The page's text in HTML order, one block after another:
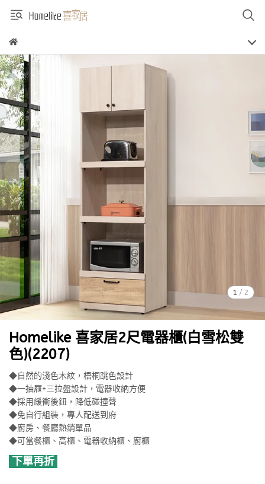
1 / 2
Homelike 喜家居2尺電器櫃(白雪松雙
色)(2207)
◆自然的淺色木紋，梧桐跳色設計
◆一抽屜+三拉盤設計，電器收納方便
◆採用緩衝後鈕，降低碰撞聲
◆免自行組裝，專人配送到府
◆廚房、餐廳熱銷單品
◆可當餐櫃、高櫃、電器收納櫃、廚櫃
下單再折